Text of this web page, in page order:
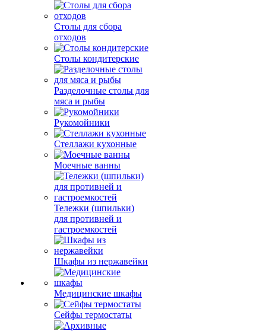
Столы для сбора
отходов
Столы кондитерские
Разделочные столы для
мяса и рыбы
Рукомойники
Стеллажи кухонные
Моечные ванны
Тележки (шпильки)
для противней и
гастроемкостей
Шкафы из нержавейки
Медицинские шкафы
Сейфы термостаты